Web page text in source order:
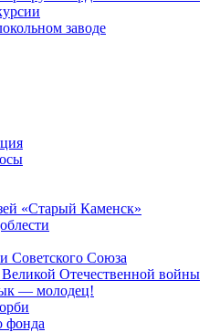
заводе
«Старый Каменск»
Союза
Отечественной войны
— молодец!
фонда